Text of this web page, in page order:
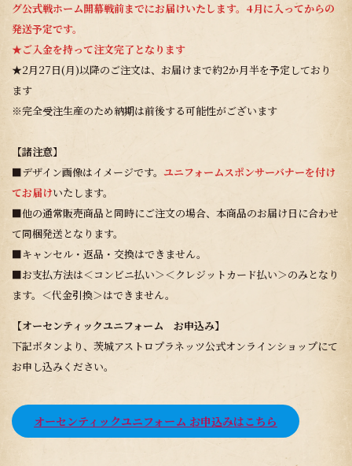
グ公式戦ホーム開幕戦前までにお届けいたします。4月に入ってからの
発送予定です。
★ご入金を持って注文完了となります
★2月27日(月)以降のご注文は、お届けまで約2か月半を予定しており
ます
※完全受注生産のため納期は前後する可能性がございます
【諸注意】
■デザイン画像はイメージです。 ユニフォームスポンサーバナーを付け
てお届けいたします。
■他の通常販売商品と同時にご注文の場合、本商品のお届け日に合わせ
て同梱発送となります。
■キャンセル・返品・交換はできません。
■お支払方法は＜コンビニ払い＞＜クレジットカード払い＞のみとなり
ます。＜代金引換＞はできません。
【オーセンティックユニフォーム お申込み】
下記ボタンより、茨城アストロプラネッツ公式オンラインショップにて
お申し込みください。
オーセンティックユニフォーム お申込みはこちら